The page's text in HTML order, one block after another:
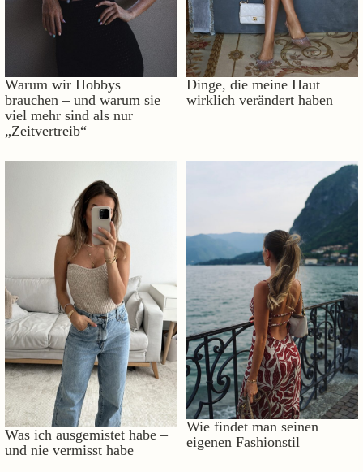
Warum wir Hobbys
brauchen – und warum sie
viel mehr sind als nur
„Zeitvertreib“
Dinge, die meine Haut
wirklich verändert haben
Was ich ausgemistet habe –
und nie vermisst habe
Wie findet man seinen
eigenen Fashionstil